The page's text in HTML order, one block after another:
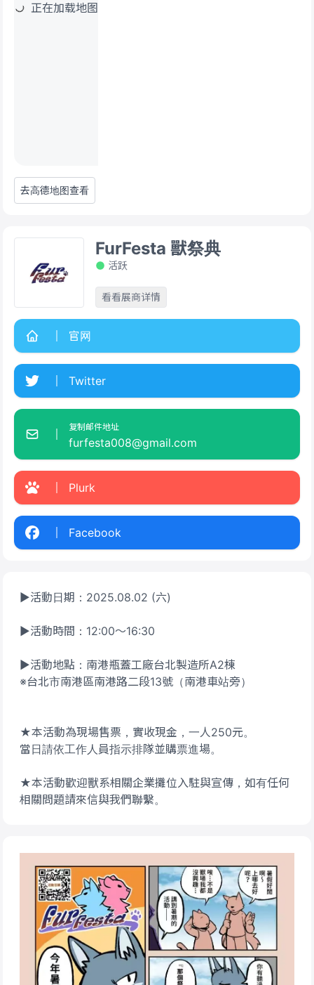
正在加载地图
去高德地图查看
▶活動日期：2025.08.02 (六)
▶活動時間：12:00～16:30
▶活動地點：南港瓶蓋工廠台北製造所A2棟
※台北市南港區南港路二段13號（南港車站旁）
★本活動為現場售票，實收現金，一人250元。
當日請依工作人員指示排隊並購票進場。
★本活動歡迎獸系相關企業攤位入駐與宣傳，如有任何
相關問題請來信與我們聯繫。
FurFesta 獸祭典
活跃
看看展商详情
官网
Twitter
复制邮件地址
furfesta008@gmail.com
Plurk
Facebook